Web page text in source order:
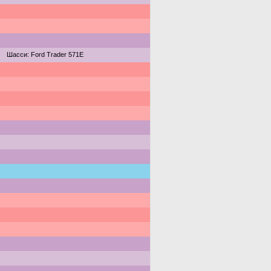
Шасси: Ford Trader 571E